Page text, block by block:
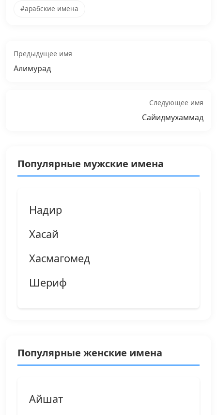
#арабские имена
Предыдущее имя
Алимурад
Следующее имя
Сайидмухаммад
Популярные мужские имена
Надир
Хасай
Хасмагомед
Шериф
Популярные женские имена
Айшат